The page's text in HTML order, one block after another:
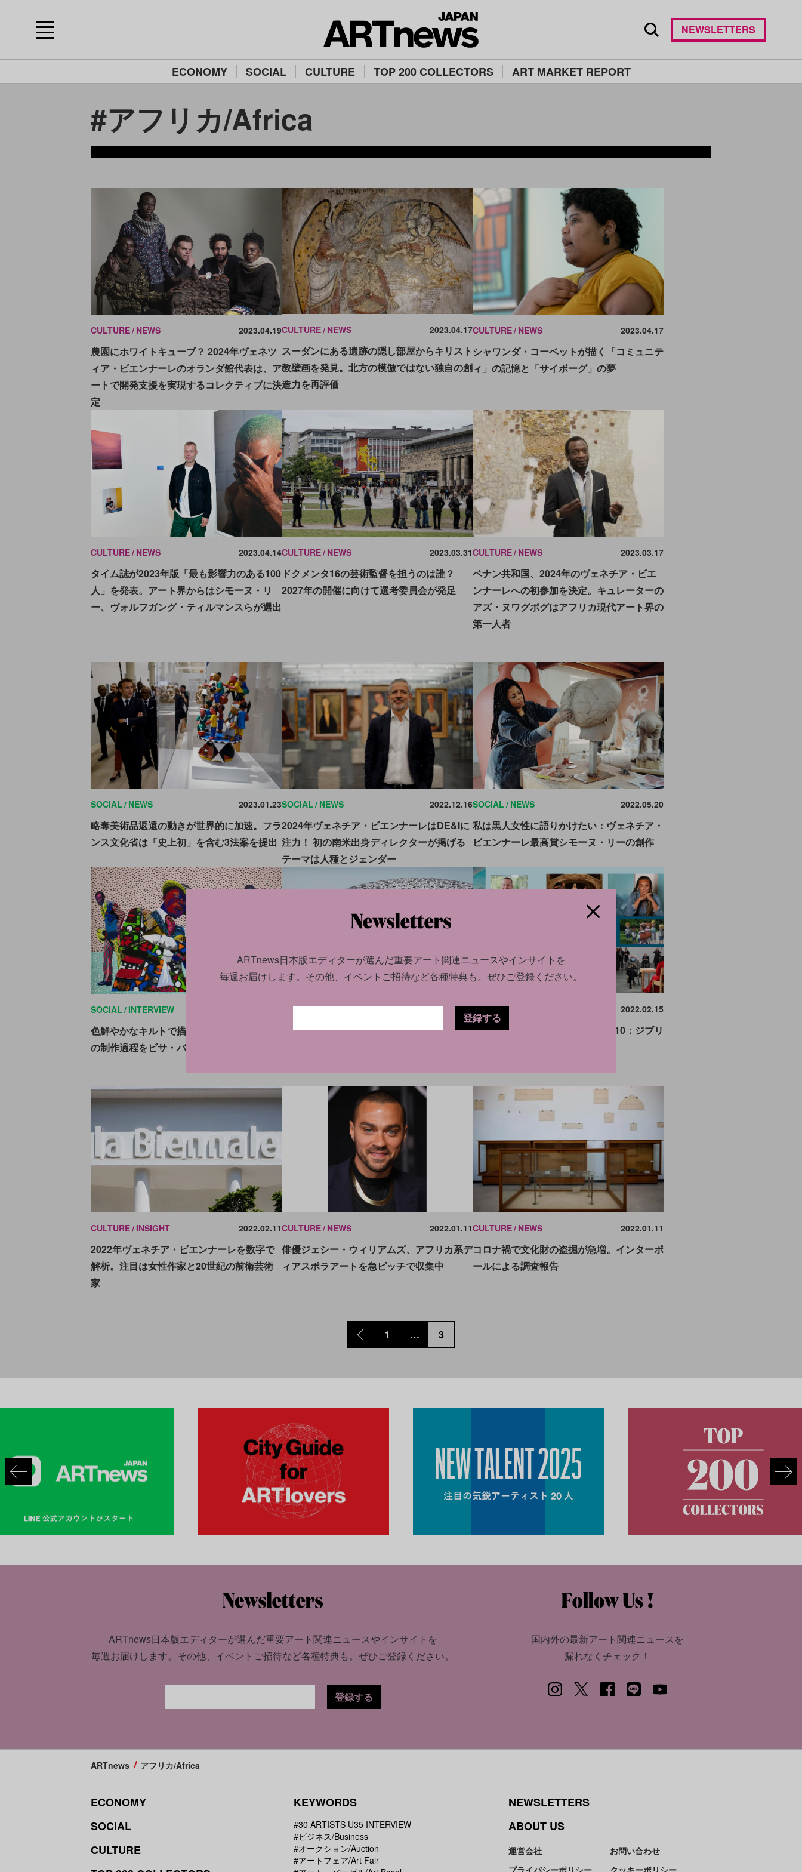
ECONOMY SOCIAL CULTURE TOP 200 COLLECTORS ART MARKET REPORT
NEWSLETTERS
#アフリカ/Africa
CULTURE NEWS 2023.04.19
農園にホワイトキューブ？ 2024年ヴェネツ
ィア・ビエンナーレのオランダ館代表は、ア
ートで開発支援を実現するコレクティブに決
定
CULTURE NEWS 2023.04.17
スーダンにある遺跡の隠し部屋からキリスト
教壁画を発見。北方の模倣ではない独自の創
造力を再評価
CULTURE NEWS 2023.04.17
シャワンダ・コーベットが描く「コミュニテ
ィ」の記憶と「サイボーグ」の夢
CULTURE NEWS 2023.04.14
タイム誌が2023年版「最も影響力のある100
人」を発表。アート界からはシモーヌ・リ
ー、ヴォルフガング・ティルマンスらが選出
CULTURE NEWS 2023.03.31
ドクメンタ16の芸術監督を担うのは誰？
2027年の開催に向けて選考委員会が発足
CULTURE NEWS 2023.03.17
ベナン共和国、2024年のヴェネチア・ビエ
ンナーレへの初参加を決定。キュレーターの
アズ・ヌワグボグはアフリカ現代アート界の
第一人者
SOCIAL NEWS 2023.01.23
略奪美術品返還の動きが世界的に加速。フラ
ンス文化省は「史上初」を含む3法案を提出
SOCIAL NEWS 2022.12.16
2024年ヴェネチア・ビエンナーレはDE&Iに
注力！ 初の南米出身ディレクターが掲げる
テーマは人種とジェンダー
SOCIAL NEWS 2022.05.20
私は黒人女性に語りかけたい：ヴェネチア・
ビエンナーレ最高賞シモーヌ・リーの創作
SOCIAL INTERVIEW
色鮮やかなキルトで描く等身大の黒人像。そ
の制作過程をビサ・バトラーが語る
CULTURE NEWS 2022.02.16
世界の美術館建築、100年間のベスト25。日
CULTURE 2022.02.15
2021年ARTnews人気記事ベスト10：ジブリ
CULTURE INSIGHT 2022.02.11
2022年ヴェネチア・ビエンナーレを数字で
解析。注目は女性作家と20世紀の前衛芸術
家
CULTURE NEWS 2022.01.11
俳優ジェシー・ウィリアムズ、アフリカ系デ
ィアスポラアートを急ピッチで収集中
CULTURE NEWS 2022.01.11
コロナ禍で文化財の盗掘が急増。インターポ
ールによる調査報告
1 … 3
ARTnews日本版エディターが選んだ重要アート関連ニュースやインサイトを
毎週お届けします。 その他、イベントご招待など各種特典も。 ぜひご登録ください。
登録する
国内外の最新アート関連ニュースを
漏れなくチェック！
ARTnews アフリカ/Africa
ARTnews日本版エディターが選んだ重要アート関連ニュースやインサイトを
毎週お届けします。 その他、イベントご招待など各種特典も。ぜひご登録ください。
登録する
ECONOMY
SOCIAL
CULTURE
KEYWORDS
#30 ARTISTS U35 INTERVIEW
#ビジネス/Business
#オークション/Auction
#アートフェア/Art Fair
NEWSLETTERS
ABOUT US
運営会社
お問い合わせ
プライバシーポリシー
クッキーポリシー